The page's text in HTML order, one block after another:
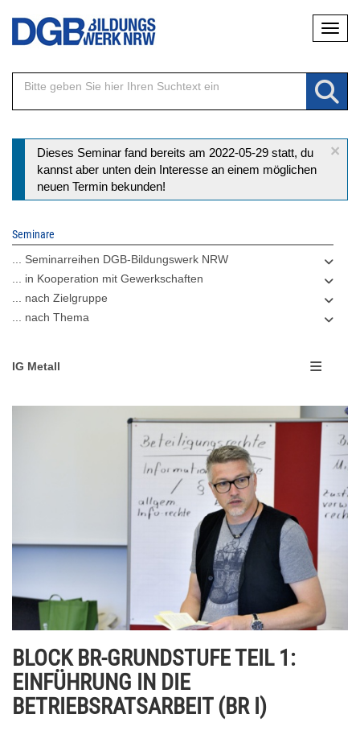
Direkt
Inhalt
×
Statusmeldung
Dieses Seminar fand bereits am 2022-05-29 statt, du
kannst aber unten dein Interesse an einem möglichen
neuen Termin bekunden!
Seminare
... Seminarreihen DGB-Bildungswerk NRW
... in Kooperation mit Gewerkschaften
... nach Zielgruppe
... nach Thema
IG Metall
BLOCK BR-GRUNDSTUFE TEIL 1:
EINFÜHRUNG IN DIE
BETRIEBSRATSARBEIT (BR I)